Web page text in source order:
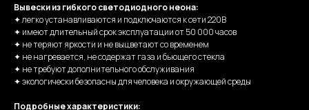
Вывески из гибкого светодиодного неона:
✦ легко устанавливаются и подключаются к сети 220В
✦ имеют длительный срок эксплуатации от 50 000 часов
✦ не теряют яркости и не выцветают со временем
✦ не нагревается, не содержат газа и бьющего стекла
✦ не требуют дополнительного обслуживания
✦ экологически безопасны для человека и окружающей среды
Подробные характеристики: